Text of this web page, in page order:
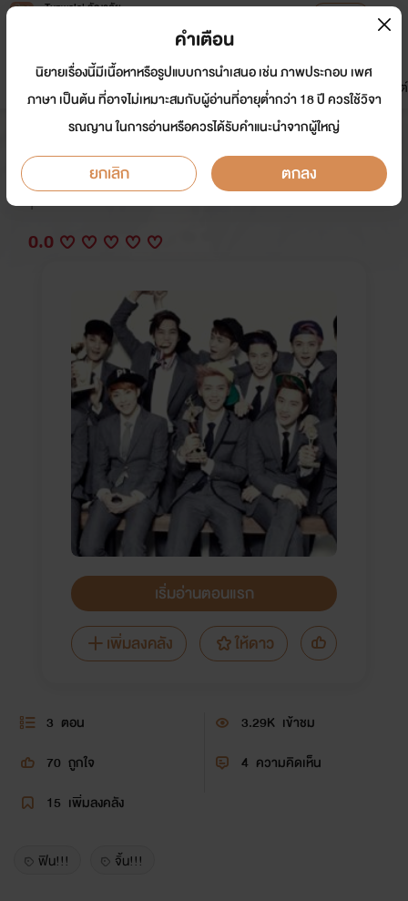
Tunwalai ธัญวลัย
หน้าแรก นิยาย อีบุ๊ก การ์ตูน
มาใหม่
ดรีมแชท ธัญลิสต์
ตัวน้อยของพี่ต้วน
นักเขียน: น้องซินเดอเรลล่า
Y
0.0
เริ่มอ่านตอนแรก
เพิ่มลงคลัง
ให้ดาว
3 ตอน 3.29K เข้าชม
70 ถูกใจ 4 ความคิดเห็น
15 เพิ่มลงคลัง
ฟิน!!! จิ้น!!!
คำเตือน
นิยายเรื่องนี้มีเนื้อหาหรือรูปแบบการนำเสนอ เช่น ภาพประกอบ เพศ
ภาษา เป็นต้น ที่อาจไม่เหมาะสมกับผู้อ่านที่อายุต่ำกว่า 18 ปี ควรใช้วิจา
รณญาน ในการอ่านหรือควรได้รับคำแนะนำจากผู้ใหญ่
ยกเลิก ตกลง